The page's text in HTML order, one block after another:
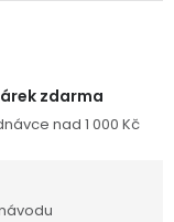
zdarma
nad 1 000 Kč